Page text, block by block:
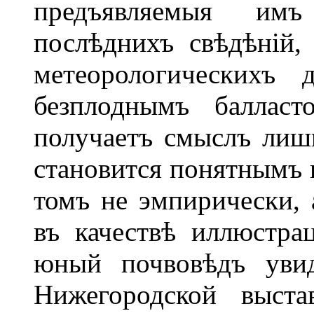
предъявляемыя
послѣднихъ
метеорологическихъ
безплоднымъ
получаетъ смыслъ
становится понятнымъ
томъ не эмпирически,
въ качествѣ
юный почвовѣдъ
Нижегородской